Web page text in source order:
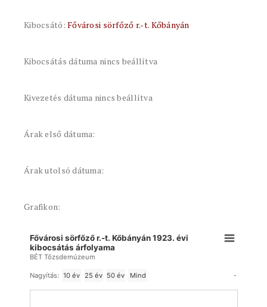
Kibocsátó:Fővárosi sörfőző r.-t. Kőbányán
Kibocsátás dátuma nincs beállítva
Kivezetés dátuma nincs beállítva
Árak első dátuma:
Árak utolsó dátuma:
Grafikon:
Fővárosi sörfőző r.-t. Kőbányán 1923. évi
kibocsátás árfolyama
BÉT Tőzsdemúzeum
Nagyítás: 10 év 25 év 50 év Mind -